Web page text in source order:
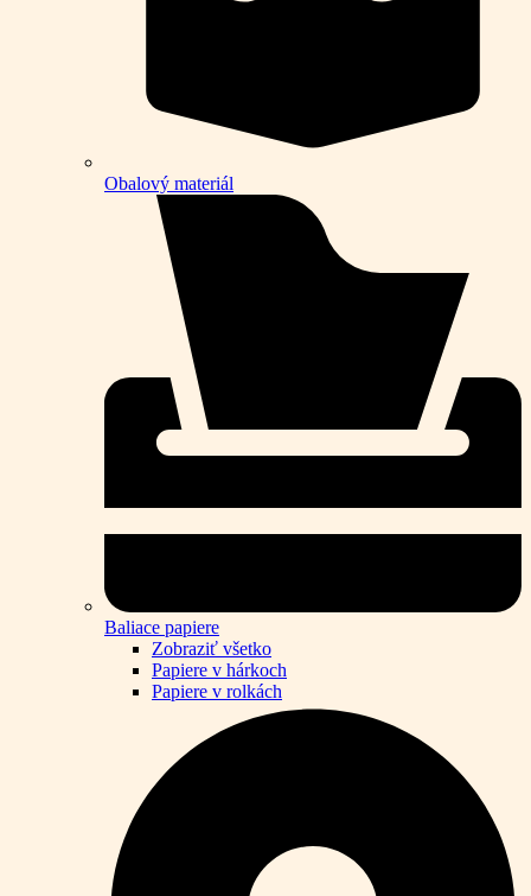
Obalový materiál
Baliace papiere
Zobraziť všetko
Papiere v hárkoch
Papiere v rolkách